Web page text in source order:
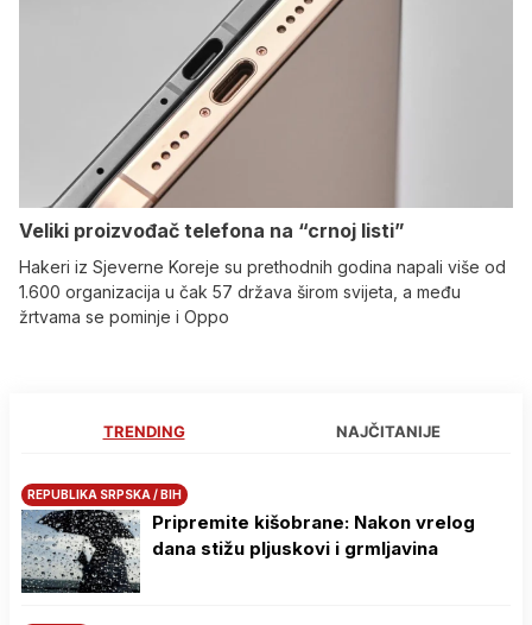
Veliki proizvođač telefona na “crnoj listi”
Hakeri iz Sjeverne Koreje su prethodnih godina napali više od
1.600 organizacija u čak 57 država širom svijeta, a među
žrtvama se pominje i Oppo
TRENDING NAJČITANIJE
REPUBLIKA SRPSKA / BIH
Pripremite kišobrane: Nakon vrelog
dana stižu pljuskovi i grmljavina